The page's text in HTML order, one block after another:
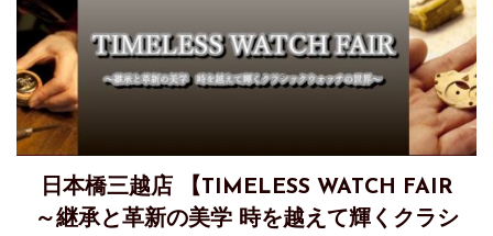
日本橋三越店 【TIMELESS WATCH FAIR
～継承と革新の美学 時を越えて輝くクラシ